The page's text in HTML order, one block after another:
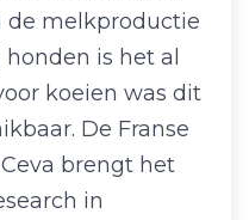
de melkproductie
is het al
koeien was dit
De Franse
brengt het
in